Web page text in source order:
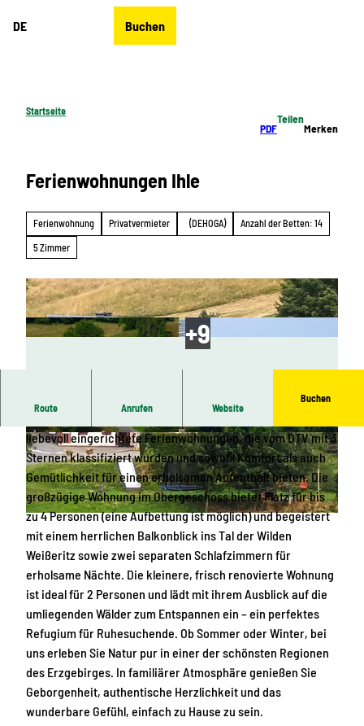
DE Buchen
Startseite
PDF
Teilen
Merken
Ferienwohnungen Ihle
Ferienwohnung Privatvermieter (DEHOGA) Anzahl der Betten: 14
5 Zimmer
A
u
ß
e
n
a
n
s
i
c
h
1
_
a
u
_
e
n
a
n
s
i
c
h
t
B
l
i
c
k
i
n
d
i
e
B
e
r
g
e
Route Anrufen Website
Buchen
liebevoll eingerichtete Ferienwohnungen, die vom DTV mit 3
Sternen klassifiziert wurden und sowohl Komfort als auch
Gemütlichkeit für einen erholsamen Aufenthalt bieten. Die
großzügige Wohnung im Obergeschoss bietet Platz für bis
zu 4 Personen (eine Aufbettung ist möglich) und begeistert
mit einem herrlichen Balkonblick ins Tal der Wilden
Weißeritz sowie zwei separaten Schlafzimmern für
erholsame Nächte. Die kleinere, frisch renovierte Wohnung
ist ideal für 2 Personen und lädt mit ihrem Ausblick auf die
umliegenden Wälder zum Entspannen ein – ein perfektes
Refugium für Ruhesuchende. Ob Sommer oder Winter, bei
uns erleben Sie Natur pur in einer der schönsten Regionen
des Erzgebirges. In familiärer Atmosphäre genießen Sie
Geborgenheit, authentische Herzlichkeit und das
wunderbare Gefühl, einfach zu Hause zu sein.